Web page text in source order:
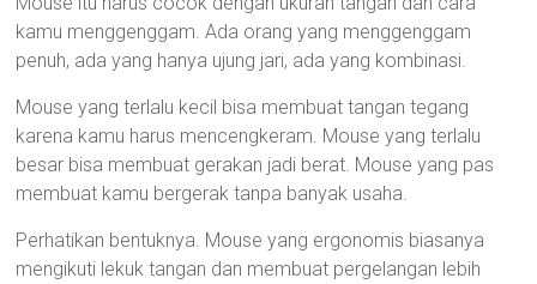
kamu menggenggam. Ada orang yang menggenggam
penuh, ada yang hanya ujung jari, ada yang kombinasi.
Mouse yang terlalu kecil bisa membuat tangan tegang
karena kamu harus mencengkeram. Mouse yang terlalu
besar bisa membuat gerakan jadi berat. Mouse yang pas
membuat kamu bergerak tanpa banyak usaha.
Perhatikan bentuknya. Mouse yang ergonomis biasanya
mengikuti lekuk tangan dan membuat pergelangan lebih